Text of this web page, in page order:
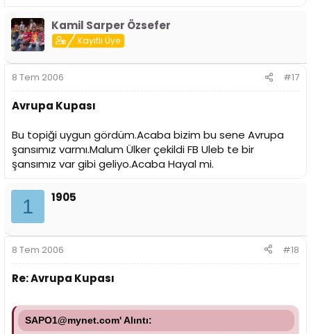
Kamil Sarper Özsefer
Kayıtlı Üye
8 Tem 2006 #17
Avrupa Kupası
Bu topiği uygun gördüm.Acaba bizim bu sene Avrupa
şansımız varmı.Malum Ülker çekildi FB Uleb te bir
şansımız var gibi geliyo.Acaba Hayal mi.
1 1905
8 Tem 2006 #18
Re: Avrupa Kupası
SAPO1@mynet.com' Alıntı: